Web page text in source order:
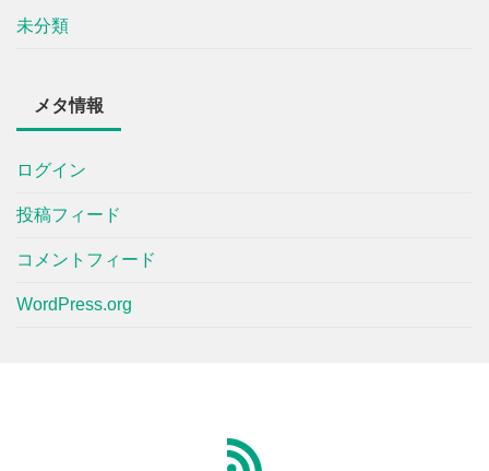
未分類
メタ情報
ログイン
投稿フィード
コメントフィード
WordPress.org